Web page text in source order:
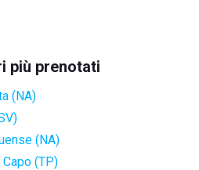
più prenotati
(NA)
(NA)
(TP)